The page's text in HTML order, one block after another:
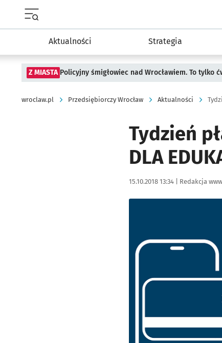
Aktualności Strategia
Z MIASTA Policyjny śmigłowiec nad Wrocławiem. To tylko
wroclaw.pl Przedsiębiorczy Wrocław Aktualności
Tydzień
DLA
Data publikacji:
15.10.2018 13:34 | Autor:
Redakcja